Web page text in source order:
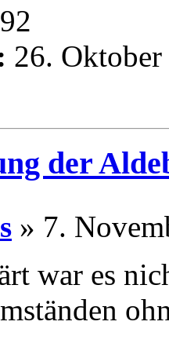
26.
der
» 7.
war es